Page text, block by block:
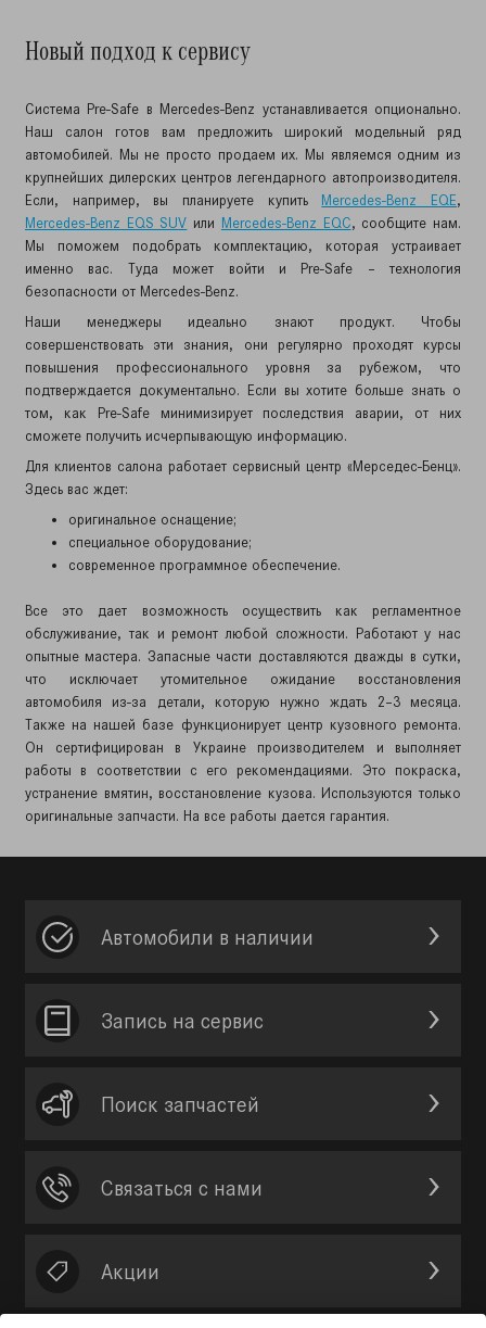
Новый подход к сервису
Система Pre-Safe в Mercedes-Benz устанавливается опционально.
Наш салон готов вам предложить широкий модельный ряд
автомобилей. Мы не просто продаем их. Мы являемся одним из
крупнейших дилерских центров легендарного автопроизводителя.
Если, например, вы планируете купить Mercedes-Benz EQE,
Mercedes-Benz EQS SUV или Mercedes-Benz EQC, сообщите нам.
Мы поможем подобрать комплектацию, которая устраивает
именно вас. Туда может войти и Pre-Safe – технология
безопасности от Mercedes-Benz.
Наши менеджеры идеально знают продукт. Чтобы
совершенствовать эти знания, они регулярно проходят курсы
повышения профессионального уровня за рубежом, что
подтверждается документально. Если вы хотите больше знать о
том, как Pre-Safe минимизирует последствия аварии, от них
сможете получить исчерпывающую информацию.
Для клиентов салона работает сервисный центр «Мерседес-Бенц».
Здесь вас ждет:
оригинальное оснащение;
специальное оборудование;
современное программное обеспечение.
Все это дает возможность осуществить как регламентное
обслуживание, так и ремонт любой сложности. Работают у нас
опытные мастера. Запасные части доставляются дважды в сутки,
что исключает утомительное ожидание восстановления
автомобиля из-за детали, которую нужно ждать 2–3 месяца.
Также на нашей базе функционирует центр кузовного ремонта.
Он сертифицирован в Украине производителем и выполняет
работы в соответствии с его рекомендациями. Это покраска,
устранение вмятин, восстановление кузова. Используются только
оригинальные запчасти. На все работы дается гарантия.
Автомобили в наличии
Запись на сервис
Поиск запчастей
Связаться с нами
Акции